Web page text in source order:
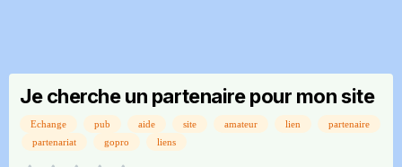
Je cherche un partenaire pour mon site
Echange pub aide site amateur lien
partenaire
partenariat
gopro liens